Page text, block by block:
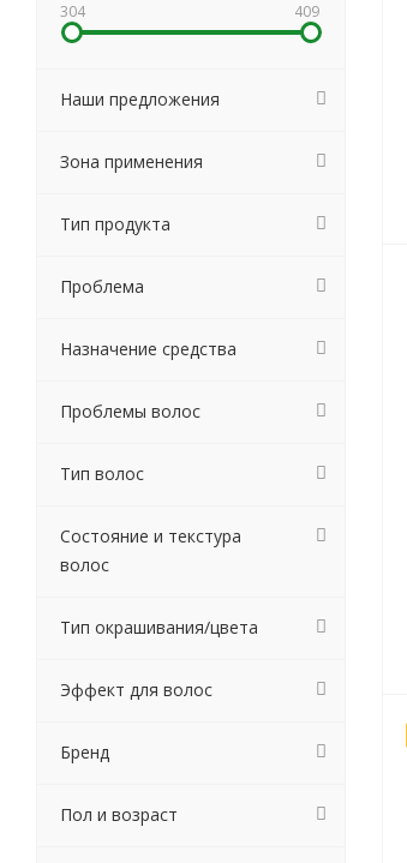
304 409
Наши предложения
Зона применения
Тип продукта
Проблема
Назначение средства
Проблемы волос
Тип волос
Состояние и текстура
волос
Тип окрашивания/цвета
Эффект для волос
Бренд
Пол и возраст